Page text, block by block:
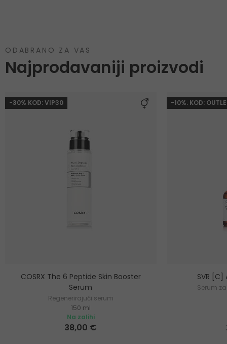
ODABRANO ZA VAS
Najprodavaniji proizvodi
-30% KOD: VIP30
COSRX The 6 Peptide Skin Booster
Serum
Regenerirajući serum
150 ml
Na zalihi
38,00 €
-10%. KOD:
SVR
Serum